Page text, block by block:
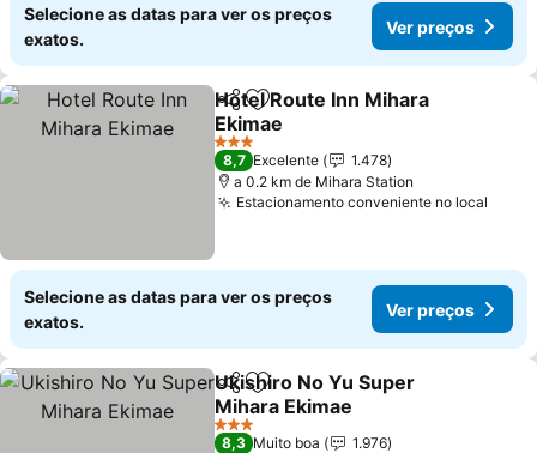
Selecione as datas para ver os preços
exatos.
Ver preços
PartilharAdicionar aos favoritos
Hotel Route Inn Mihara
Ekimae
Ver preços
3 Estrelas
8,7 Excelente
1.478
a 0.2 km de Mihara Station
Estacionamento conveniente no local
Selecione as datas para ver os preços
exatos.
Ver preços
PartilharAdicionar aos favoritos
Ukishiro No Yu Super
Mihara Ekimae
Ver preços
3 Estrelas
8,3 Muito boa
1.976